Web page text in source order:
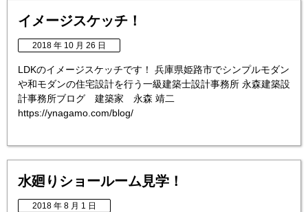
イメージスケッチ！
2018 年 10 月 26 日
LDKのイメージスケッチです！ 兵庫県姫路市でシンプルモダン
や和モダンの住宅設計を行う一級建築士設計事務所 永森建築設
計事務所ブログ 建築家 永森 靖二
https://ynagamo.com/blog/
水廻りショールーム見学！
2018 年 8 月 1 日